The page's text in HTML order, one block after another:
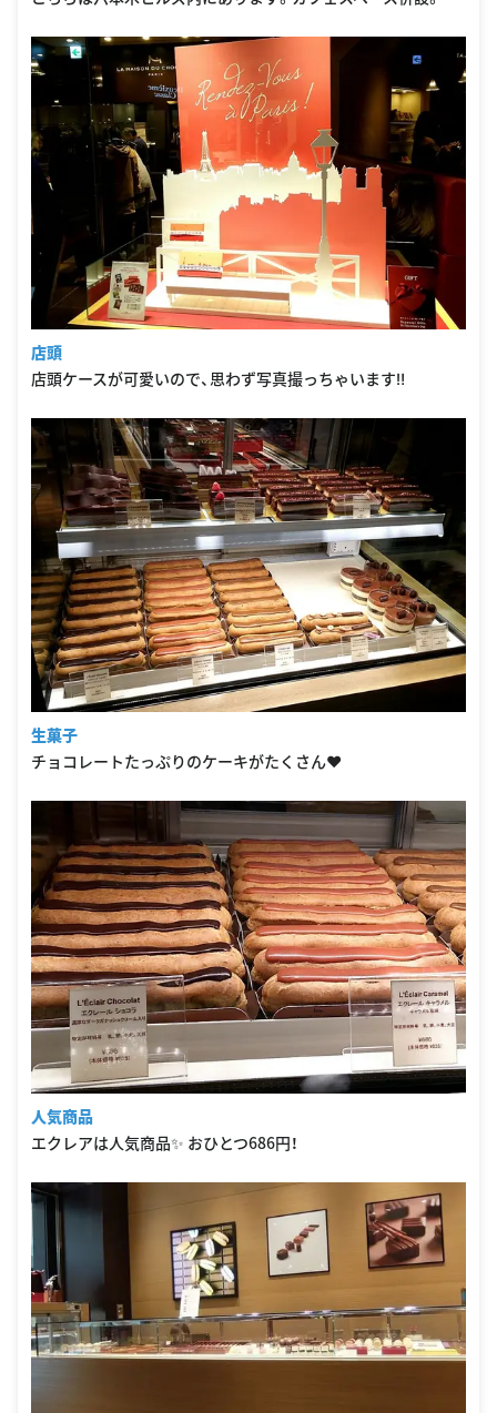
店頭
店頭ケースが可愛いので、思わず写真撮っちゃいます‼
生菓子
チョコレートたっぷりのケーキがたくさん♥
人気商品
エクレアは人気商品✨ おひとつ686円！